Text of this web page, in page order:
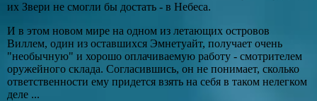
их Звери не смогли бы достать - в Небеса.
И в этом новом мире на одном из летающих островов
Виллем, один из оставшихся Эмнетуайт, получает очень
"необычную" и хорошо оплачиваемую работу - смотрителем
оружейного склада. Согласившись, он не понимает, сколько
ответственности ему придется взять на себя в таком нелегком
деле ...